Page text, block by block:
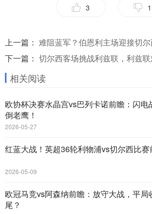
3 1
上一篇： 难阻蓝军？伯恩利主场迎接切
下一篇： 切尔西客场挑战利兹联，利兹
相关阅读
欧协杯决赛水晶宫vs巴列卡诺前瞻：闪电
倒老鹰！
2026-05-27
红蓝大战！英超36轮利物浦vs切尔西比赛
2026-05-09
欧冠马竞vs阿森纳前瞻：放守大战，平局
尾？